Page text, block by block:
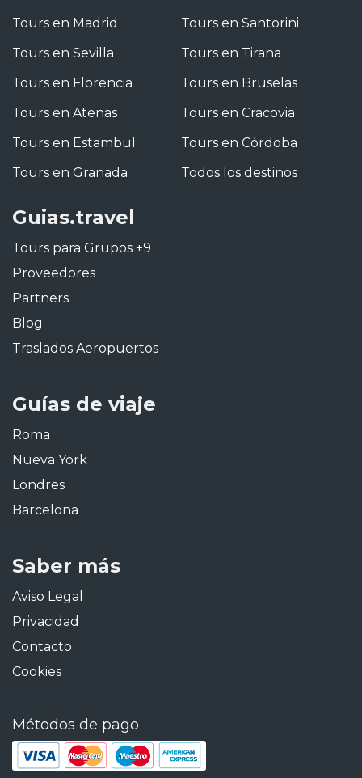
Tours en Madrid
Tours en Sevilla
Tours en Florencia
Tours en Atenas
Tours en Estambul
Tours en Granada
Tours en Santorini
Tours en Tirana
Tours en Bruselas
Tours en Cracovia
Tours en Córdoba
Todos los destinos
Guias.travel
Tours para Grupos +9
Proveedores
Partners
Blog
Traslados Aeropuertos
Guías de viaje
Roma
Nueva York
Londres
Barcelona
Saber más
Aviso Legal
Privacidad
Contacto
Cookies
Métodos de pago